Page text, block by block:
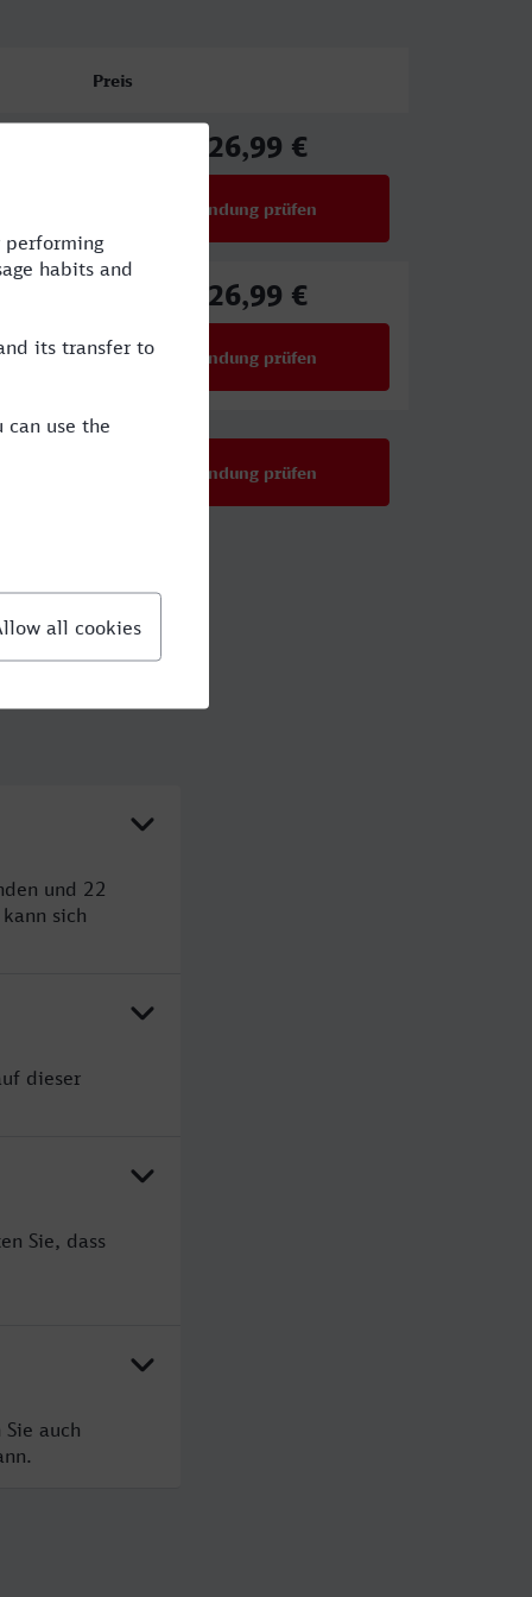
Preis
126,99 €
Verbindung prüfen
126,99 €
Verbindung prüfen
Verbindung prüfen
und 22
sich
dieser
Sie, dass
auch